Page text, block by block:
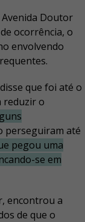
Doutor
ocorrência, o
envolvendo
que foi até o
reduzir o
perseguiram até
pegou uma
se em
encontrou a
de que o